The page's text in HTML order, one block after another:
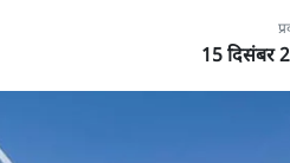
15 दिसंबर